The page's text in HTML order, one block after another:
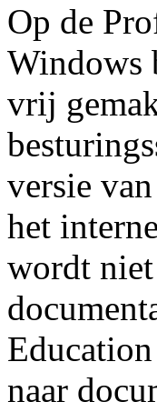
Op de
Windows
vrij
versie
het
wordt
naar